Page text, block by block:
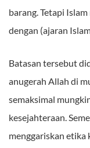
barang. Tetapi
dengan (ajaran
Batasan tersebut
anugerah Allah di
semaksimal
kesejahteraan.
menggariskan etika